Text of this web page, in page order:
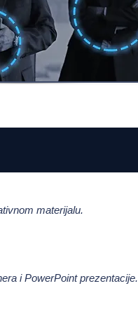
materijalu.
i PowerPoint prezentacije.